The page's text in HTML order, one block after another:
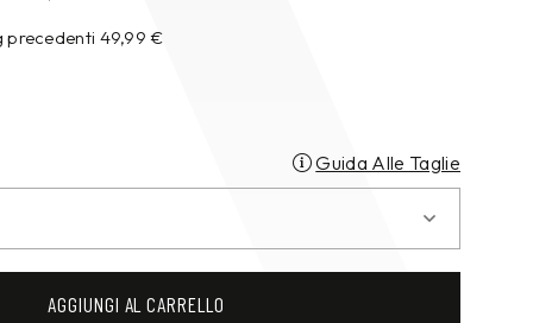
precedenti 49,99€
Guida Alle Taglie
AGGIUNGI AL CARRELLO